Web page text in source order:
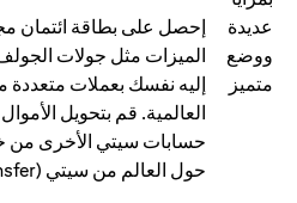
إحصل على بطاقة ائتمان
الميزات مثل جولات الجولف
إليه نفسك بعملات متعددة مع
العالمية. قم بتحويل الأموال
حسابات سيتي الأخرى من خلال
حول العالم من سيتي (Citi Global Funds transfer).